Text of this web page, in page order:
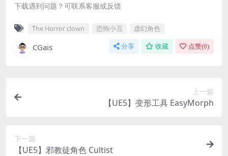
下载遇到问题？可联系客服或反馈
The Horror clown 恐怖小丑 虚幻角色
CGais 分享 收藏 点赞(0)
上一篇
【UE5】变形工具 EasyMorph
下一篇
【UE5】邪教徒角色 Cultist